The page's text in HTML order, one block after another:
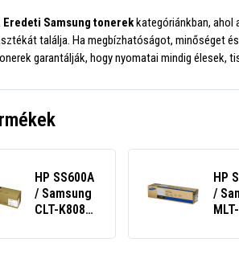
Eredeti Samsung tonerekkategóriánkban, ahol
találja. Ha megbízhatóságot, minőséget
garantálják, hogy nyomatai mindig élesek,
HP SS600A
/ Samsung
CLT-K808S
(black)
HP
/